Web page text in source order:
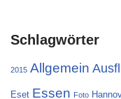
Schlagwörter
2015 Allgemein
Eset Essen Foto